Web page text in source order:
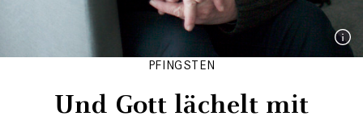
PFINGSTEN
Und Gott lächelt mit